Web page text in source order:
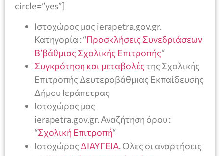
circle=”yes”]
Ιστοχώρος μας ierapetra.gov.gr.
Κατηγορία : “Προσκλήσεις Συνεδριάσεων
Β’βάθμιας Σχολικής Επιτροπής“
Συγκρότηση και μεταβολέςτης Σχολικής
Επιτροπής Δευτεροβάθμιας Εκπαίδευσης
Δήμου Ιεράπετρας
Ιστοχώρος μας
ierapetra.gov.gr. Αναζήτηση όρου :
“Σχολική Επιτροπή“
ΙστοχώροςΔΙΑΥΓΕΙΑ. Ολες οι αναρτήσεις